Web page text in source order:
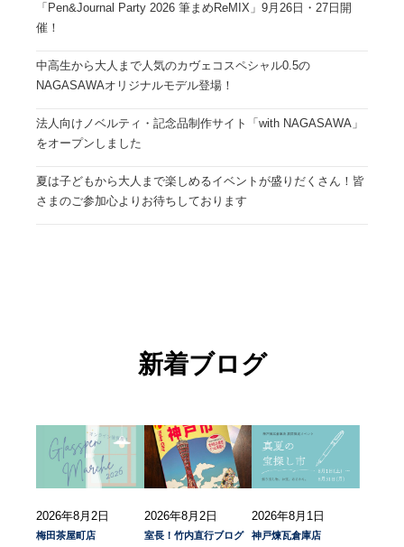
「Pen&Journal Party 2026 筆まめReMIX」9月26日・27日開
催！
中高生から大人まで人気のカヴェコスペシャル0.5の
NAGASAWAオリジナルモデル登場！
法人向けノベルティ・記念品制作サイト「with NAGASAWA」
をオープンしました
夏は子どもから大人まで楽しめるイベントが盛りだくさん！皆
さまのご参加心よりお待ちしております
新着ブログ
2026年8月2日
梅田茶屋町店
2026年8月2日
室長！竹内直行ブログ
2026年8月1日
神戸煉瓦倉庫店